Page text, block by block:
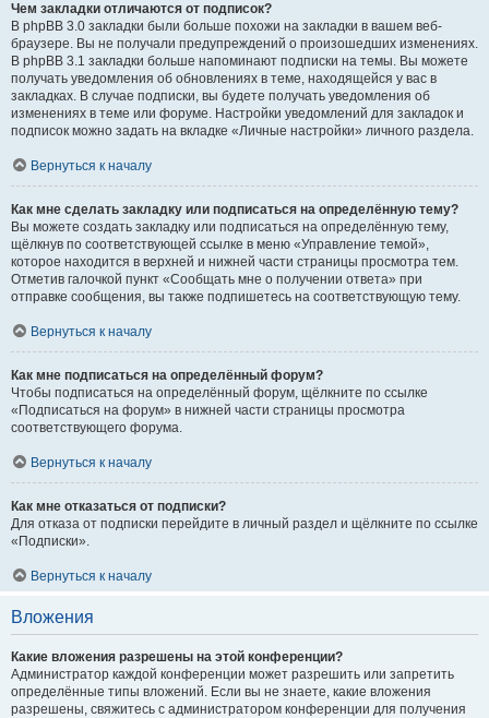
Чем закладки отличаются от подписок?
В phpBB 3.0 закладки были больше похожи на закладки в вашем веб-
браузере. Вы не получали предупреждений о произошедших изменениях.
В phpBB 3.1 закладки больше напоминают подписки на темы. Вы можете
получать уведомления об обновлениях в теме, находящейся у вас в
закладках. В случае подписки, вы будете получать уведомления об
изменениях в теме или форуме. Настройки уведомлений для закладок и
подписок можно задать на вкладке «Личные настройки» личного раздела.
Вернуться к началу
Как мне сделать закладку или подписаться на определённую тему?
Вы можете создать закладку или подписаться на определённую тему,
щёлкнув по соответствующей ссылке в меню «Управление темой»,
которое находится в верхней и нижней части страницы просмотра тем.
Отметив галочкой пункт «Сообщать мне о получении ответа» при
отправке сообщения, вы также подпишетесь на соответствующую тему.
Вернуться к началу
Как мне подписаться на определённый форум?
Чтобы подписаться на определённый форум, щёлкните по ссылке
«Подписаться на форум» в нижней части страницы просмотра
соответствующего форума.
Вернуться к началу
Как мне отказаться от подписки?
Для отказа от подписки перейдите в личный раздел и щёлкните по ссылке
«Подписки».
Вернуться к началу
Вложения
Какие вложения разрешены на этой конференции?
Администратор каждой конференции может разрешить или запретить
определённые типы вложений. Если вы не знаете, какие вложения
разрешены, свяжитесь с администратором конференции для получения